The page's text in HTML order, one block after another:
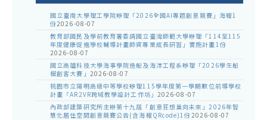
國立臺南大學理工學院辦理「2026全國AI專題創意競賽」海報1
份2026-08-07
教育部國民及學前教育署委請國立臺灣師範大學辦理「114至115
年度健康促進學校輔導計畫師資專業成長研習」實施計畫1份
2026-08-07
國立高雄科技大學海事學院造船及海洋工程系辦理「2026學生船
模創客大賽」 2026-08-07
桃園市立陽明高級中等學校辦理115學年度第一學期數位前導學校
計畫「AR2VR跨域教學設計工作坊」 2026-08-07
內政部建築研究所主辦第十九屆「創意狂想巢向未來」2026年智
慧化居住空間創意競賽公告(含海報QRcode)1份2026-08-07